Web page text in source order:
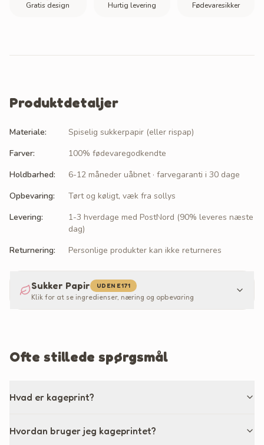
Gratis design Hurtig levering Fødevaresikker
Produktdetaljer
Materiale:
Spiselig sukkerpapir (eller rispap)
Farver:
100% fødevaregodkendte
Holdbarhed:
6-12 måneder uåbnet · farvegaranti i 30 dage
Opbevaring:
Tørt og køligt, væk fra sollys
Levering:
1-3 hverdage med PostNord (90% leveres næste
dag)
Returnering: Personlige produkter kan ikke returneres
Sukker Papir UDEN E171
Klik for at se ingredienser, næring og opbevaring
Ofte stillede spørgsmål
Hvad er kageprint?
Hvordan bruger jeg kageprintet?